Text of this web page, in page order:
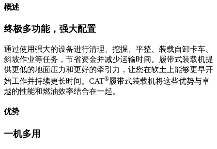
概述
终极多功能，强大配置
通过使用强大的设备进行清理、挖掘、平整、装载自卸卡车、
斜坡作业等任务，节省资金并减少运输时间。履带式装载机提
供更低的地面压力和更好的牵引力，让您在软土上能够更早开
始工作并持续更长时间。CAT®履带式装载机将这些优势与卓
越的性能和燃油效率结合在一起。
优势
一机多用